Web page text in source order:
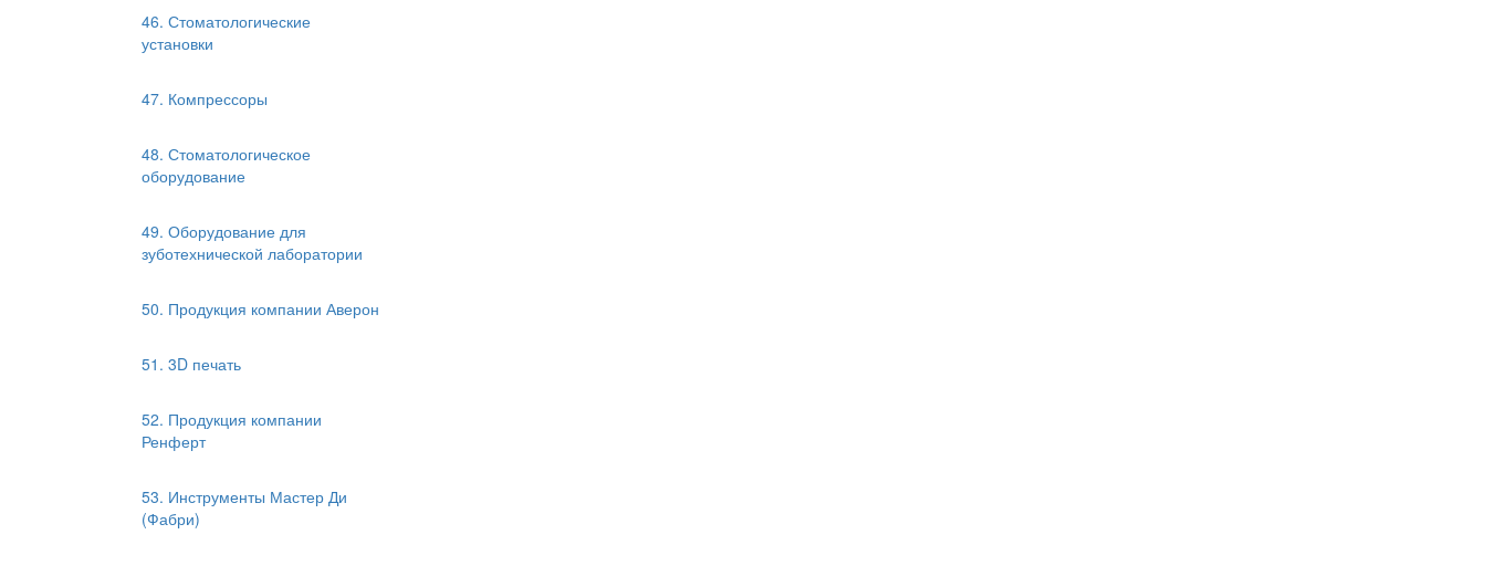
46. Стоматологические
установки
47. Компрессоры
48. Стоматологическое
оборудование
49. Оборудование для
зуботехнической лаборатории
50. Продукция компании Аверон
51. 3D печать
52. Продукция компании
Ренферт
53. Инструменты Мастер Ди
(Фабри)